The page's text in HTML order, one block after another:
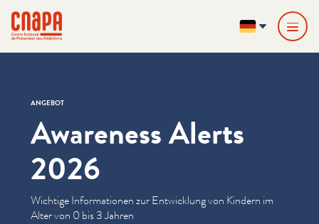
cnapa
DE
ANGEBOT
Awareness Alerts
2026
Wichtige Infor­ma­tio­nen zur Entwicklung von Kindern im
Alter von 0 bis 3 Jahren